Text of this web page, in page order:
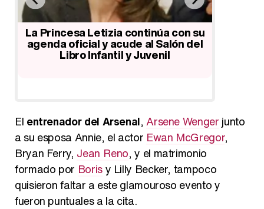
La Princesa Letizia continúa con su
agenda oficial y acude al Salón del
Libro Infantil y Juvenil
El entrenador del Arsenal,Arsene Wenger junto
a su esposa Annie, el actor Ewan McGregor,
Bryan Ferry, Jean Reno, y el matrimonio
formado por Borisy Lilly Becker, tampoco
quisieron faltar a este glamouroso evento y
fueron puntuales a la cita.